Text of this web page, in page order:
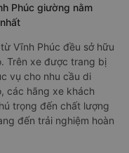
Phúc giường nằm
Vĩnh Phúc đều sở hữu
Trên xe được trang bị
vụ cho nhu cầu di
các hãng xe khách
trọng đến chất lượng
đến trải nghiệm hoàn